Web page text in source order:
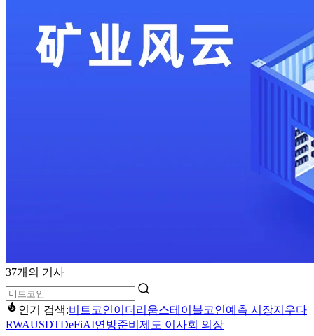
37개의 기사
인기 검색:비트코인이더리움스테이블코인예측 시장지우다
RWAUSDTDeFiAI연방준비제도 이사회 의장